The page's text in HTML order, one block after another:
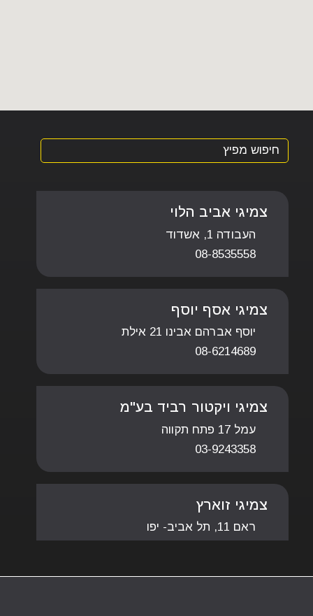
צמיגי אביב הלוי
העבודה 1, אשדוד
08-8535558
צמיגי אסף יוסף
יוסף אברהם אבינו 21 אילת
08-6214689
צמיגי ויקטור רביד בע"מ
עמל 17 פתח תקווה
03-9243358
צמיגי זוארץ
ראם 11, תל אביב- יפו